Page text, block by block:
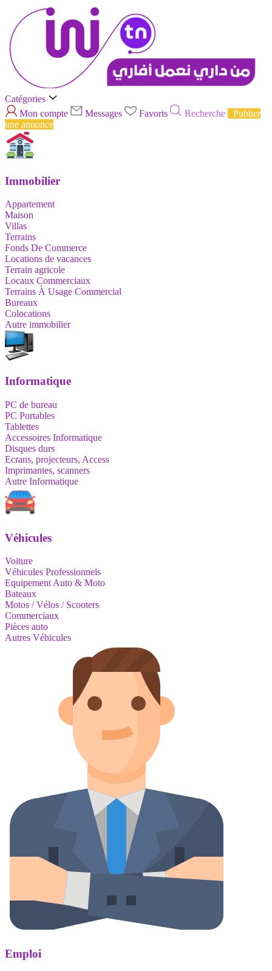
Catégories
Mon compte
Messages Favoris Recherche
Publier
une annonce
Immobilier
Appartement
Maison
Villas
Terrains
Fonds De Commerce
Locations de vacances
Terrain agricole
Locaux Commerciaux
Terrains À Usage Commercial
Bureaux
Colocations
Autre immobilier
Informatique
PC de bureau
PC Portables
Tablettes
Accessoires Informatique
Disques durs
Ecrans, projecteurs, Access
Imprimantes, scanners
Autre Informatique
Véhicules
Voiture
Véhicules Professionnels
Equipement Auto & Moto
Bateaux
Motos / Vélos / Scooters
Commerciaux
Pièces auto
Autres Véhicules
Emploi